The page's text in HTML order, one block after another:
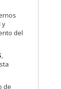
y
del
,
de